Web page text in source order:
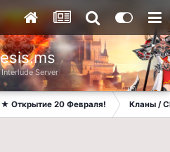
Server
Открытие 20 Февраля! Кланы /